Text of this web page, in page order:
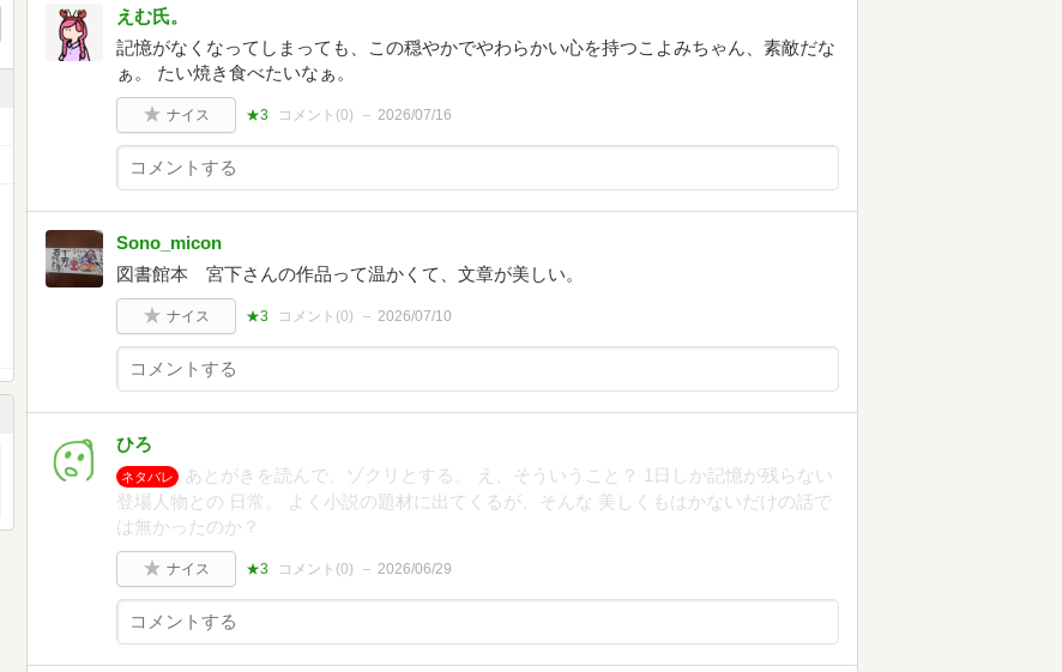
えむ氏。
記憶がなくなってしまっても、この穏やかでやわらかい心を持つこよみちゃん、素敵だな
ぁ。 たい焼き食べたいなぁ。
ナイス ★3 コメント(0) 2026/07/16
Sono_micon
図書館本 宮下さんの作品って温かくて、文章が美しい。
ナイス ★3 コメント(0) 2026/07/10
ひろ
ネタバレ
あとがきを読んで、ゾクリとする。 え、そういうこと？ 1日しか記憶が残らない
登場人物との 日常。 よく小説の題材に出てくるが、そんな 美しくもはかないだけの話で
は無かったのか？
ナイス ★3 コメント(0) 2026/06/29